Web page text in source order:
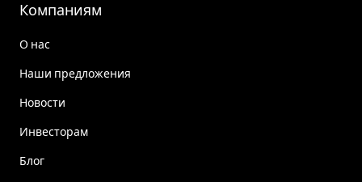
Компаниям
О нас
Наши предложения
Новости
Инвесторам
Блог